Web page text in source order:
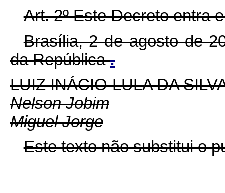
Art. 2º Este Decreto entra
Brasília, 2 de agosto de
da República.
LUIZ INÁCIO LULA DA
Nelson Jobim
Miguel Jorge
Este texto não substitui o